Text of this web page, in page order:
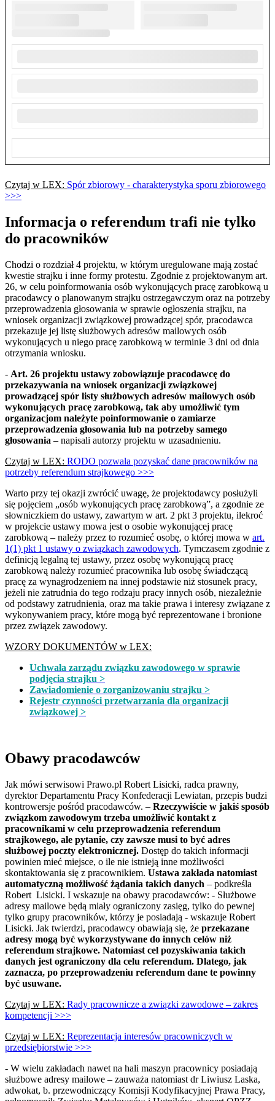
Czytaj w LEX: Spór zbiorowy - charakterystyka sporu zbiorowego
>>>
Informacja o referendum trafi nie tylko
do pracowników
Chodzi o rozdział 4 projektu, w którym uregulowane mają zostać
kwestie strajku i inne formy protestu. Zgodnie z projektowanym art.
26, w celu poinformowania osób wykonujących pracę zarobkową u
pracodawcy o planowanym strajku ostrzegawczym oraz na potrzeby
przeprowadzenia głosowania w sprawie ogłoszenia strajku, na
wniosek organizacji związkowej prowadzącej spór, pracodawca
przekazuje jej listę służbowych adresów mailowych osób
wykonujących u niego pracę zarobkową w terminie 3 dni od dnia
otrzymania wniosku.
- Art. 26 projektu ustawy zobowiązuje pracodawcę do
przekazywania na wniosek organizacji związkowej
prowadzącej spór listy służbowych adresów mailowych osób
wykonujących pracę zarobkową, tak aby umożliwić tym
organizacjom należyte poinformowanie o zamiarze
przeprowadzenia głosowania lub na potrzeby samego
głosowania – napisali autorzy projektu w uzasadnieniu.
Czytaj w LEX: RODO pozwala pozyskać dane pracowników na
potrzeby referendum strajkowego >>>
Warto przy tej okazji zwrócić uwagę, że projektodawcy posłużyli
się pojęciem „osób wykonujących pracę zarobkową”, a zgodnie ze
słowniczkiem do ustawy, zawartym w art. 2 pkt 3 projektu, ilekroć
w projekcie ustawy mowa jest o osobie wykonującej pracę
zarobkową – należy przez to rozumieć osobę, o której mowa w art.
1(1) pkt 1 ustawy o związkach zawodowych. Tymczasem zgodnie z
definicją legalną tej ustawy, przez osobę wykonującą pracę
zarobkową należy rozumieć pracownika lub osobę świadczącą
pracę za wynagrodzeniem na innej podstawie niż stosunek pracy,
jeżeli nie zatrudnia do tego rodzaju pracy innych osób, niezależnie
od podstawy zatrudnienia, oraz ma takie prawa i interesy związane z
wykonywaniem pracy, które mogą być reprezentowane i bronione
przez związek zawodowy.
WZORY DOKUMENTÓW w LEX:
Uchwała zarządu związku zawodowego w sprawie
podjęcia strajku >
Zawiadomienie o zorganizowaniu strajku >
Rejestr czynności przetwarzania dla organizacji
związkowej >
Obawy pracodawców
Jak mówi serwisowi Prawo.pl Robert Lisicki, radca prawny,
dyrektor Departamentu Pracy Konfederacji Lewiatan, przepis budzi
kontrowersje pośród pracodawców. – Rzeczywiście w jakiś sposób
związkom zawodowym trzeba umożliwić kontakt z
pracownikami w celu przeprowadzenia referendum
strajkowego, ale pytanie, czy zawsze musi to być adres
służbowej poczty elektronicznej. Dostęp do takich informacji
powinien mieć miejsce, o ile nie istnieją inne możliwości
skontaktowania się z pracownikiem. Ustawa zakłada natomiast
automatyczną możliwość żądania takich danych – podkreśla
Robert Lisicki. I wskazuje na obawy pracodawców: - Służbowe
adresy mailowe będą miały ograniczony zasięg, tylko do pewnej
tylko grupy pracowników, którzy je posiadają - wskazuje Robert
Lisicki. Jak twierdzi, pracodawcy obawiają się, że przekazane
adresy mogą być wykorzystywane do innych celów niż
referendum strajkowe. Natomiast cel pozyskiwania takich
danych jest ograniczony dla celu referendum. Dlatego, jak
zaznacza, po przeprowadzeniu referendum dane te powinny
być usuwane.
Czytaj w LEX: Rady pracownicze a związki zawodowe – zakres
kompetencji >>>
Czytaj w LEX: Reprezentacja interesów pracowniczych w
przedsiębiorstwie >>>
- W wielu zakładach nawet na hali maszyn pracownicy posiadają
służbowe adresy mailowe – zauważa natomiast dr Liwiusz Laska,
adwokat, b. przewodniczący Komisji Kodyfikacyjnej Prawa Pracy,